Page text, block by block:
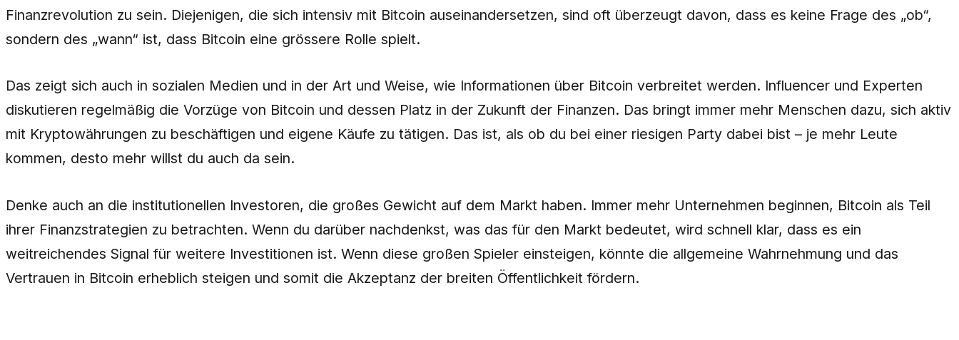
Finanzrevolution zu sein. Diejenigen, die sich intensiv mit Bitcoin auseinandersetzen, sind oft überzeugt davon, dass es keine Frage des „ob“,
sondern des „wann“ ist, dass Bitcoin eine grössere Rolle spielt.
Das zeigt sich auch in sozialen Medien und in der Art und Weise, wie Informationen über Bitcoin verbreitet werden. Influencer und Experten
diskutieren regelmäßig die Vorzüge von Bitcoin und dessen Platz in der Zukunft der Finanzen. Das bringt immer mehr Menschen dazu, sich aktiv
mit Kryptowährungen zu beschäftigen und eigene Käufe zu tätigen. Das ist, als ob du bei einer riesigen Party dabei bist – je mehr Leute
kommen, desto mehr willst du auch da sein.
Denke auch an die institutionellen Investoren, die großes Gewicht auf dem Markt haben. Immer mehr Unternehmen beginnen, Bitcoin als Teil
ihrer Finanzstrategien zu betrachten. Wenn du darüber nachdenkst, was das für den Markt bedeutet, wird schnell klar, dass es ein
weitreichendes Signal für weitere Investitionen ist. Wenn diese großen Spieler einsteigen, könnte die allgemeine Wahrnehmung und das
Vertrauen in Bitcoin erheblich steigen und somit die Akzeptanz der breiten Öffentlichkeit fördern.